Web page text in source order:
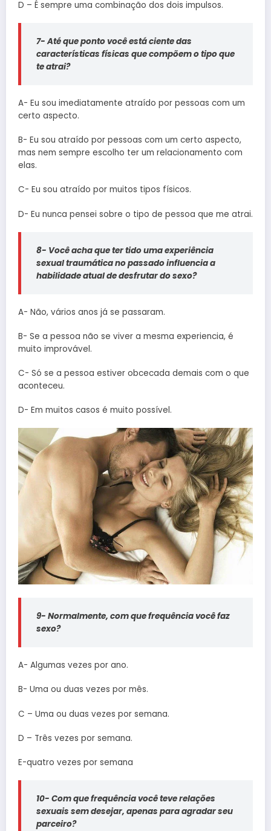
D – É sempre uma combinação dos dois impulsos.
7- Até que ponto você está ciente das
características físicas que compõem o tipo que
te atrai?
A- Eu sou imediatamente atraído por pessoas com um
certo aspecto.
B- Eu sou atraído por pessoas com um certo aspecto,
mas nem sempre escolho ter um relacionamento com
elas.
C- Eu sou atraído por muitos tipos físicos.
D- Eu nunca pensei sobre o tipo de pessoa que me atrai.
8- Você acha que ter tido uma experiência
sexual traumática no passado influencia a
habilidade atual de desfrutar do sexo?
A- Não, vários anos já se passaram.
B- Se a pessoa não se viver a mesma experiencia, é
muito improvável.
C- Só se a pessoa estiver obcecada demais com o que
aconteceu.
D- Em muitos casos é muito possível.
9- Normalmente, com que frequência você faz
sexo?
A- Algumas vezes por ano.
B- Uma ou duas vezes por mês.
C – Uma ou duas vezes por semana.
D – Três vezes por semana.
E-quatro vezes por semana
10- Com que frequência você teve relações
sexuais sem desejar, apenas para agradar seu
parceiro?